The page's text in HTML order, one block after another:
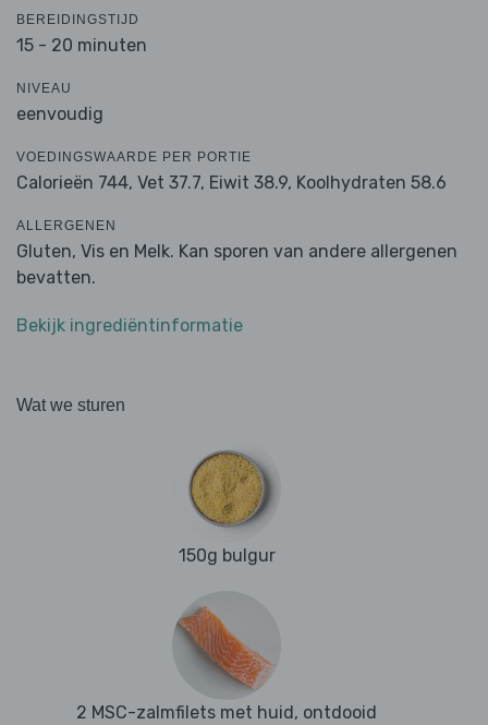
BEREIDINGSTIJD
15 - 20 minuten
NIVEAU
eenvoudig
VOEDINGSWAARDE PER PORTIE
Calorieën 744, Vet 37.7, Eiwit 38.9, Koolhydraten 58.6
ALLERGENEN
Gluten, Vis en Melk. Kan sporen van andere allergenen
bevatten.
Bekijk ingrediëntinformatie
Wat we sturen
150g bulgur
2 MSC-zalmfilets met huid, ontdooid